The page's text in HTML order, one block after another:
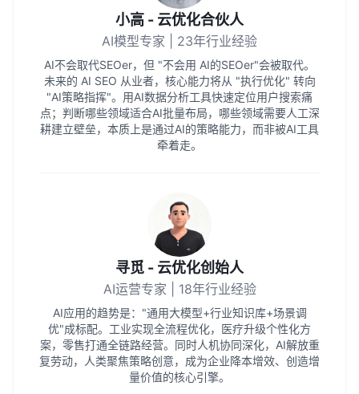
小高 - 云优化合伙人
AI模型专家 | 23年行业经验
AI不会取代SEOer，但 "不会用 AI的SEOer"会被取代。
未来的 AI SEO 从业者，核心能力将从 "执行优化" 转向
"AI策略指挥"。用AI数据分析工具快速定位用户搜索痛
点；判断哪些领域适合AI批量布局，哪些领域需要人工深
耕建立壁垒，本质上是通过AI的策略能力，而非被AI工具
牵着走。
寻觅 - 云优化创始人
AI运营专家 | 18年行业经验
AI应用的趋势是："通用大模型+行业知识库+场景调
优"成标配。工业实现全流程优化，医疗升级个性化方
案，零售打通全链路经营。同时人机协同深化，AI解放重
复劳动，人类聚焦策略创意，成为企业降本增效、创造增
量价值的核心引擎。